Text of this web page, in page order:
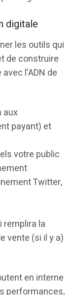
digitale
les outils qui
de construire
l’ADN de
aux
payant) et
votre public
Twitter,
remplira la
vente (si il y a)
en interne
performances,